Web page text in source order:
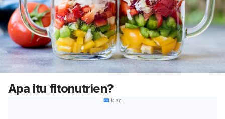
Apa itu fitonutrien?
Iklan